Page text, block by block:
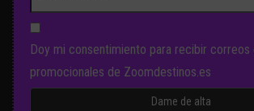
Doy mi consentimiento para recibir
promocionales de Zoomdestinos.es